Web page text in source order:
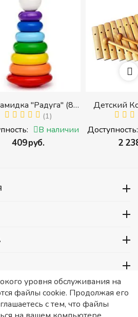
(8
(1)
Детский Ксилофон, 12
(2)
Доступность: В
Юридический адрес – Москва,
д 3. стр 2. Помещение 1/3. Информация
уровня обслуживания на
файлы cookie. Продолжая его
с тем, что файлы